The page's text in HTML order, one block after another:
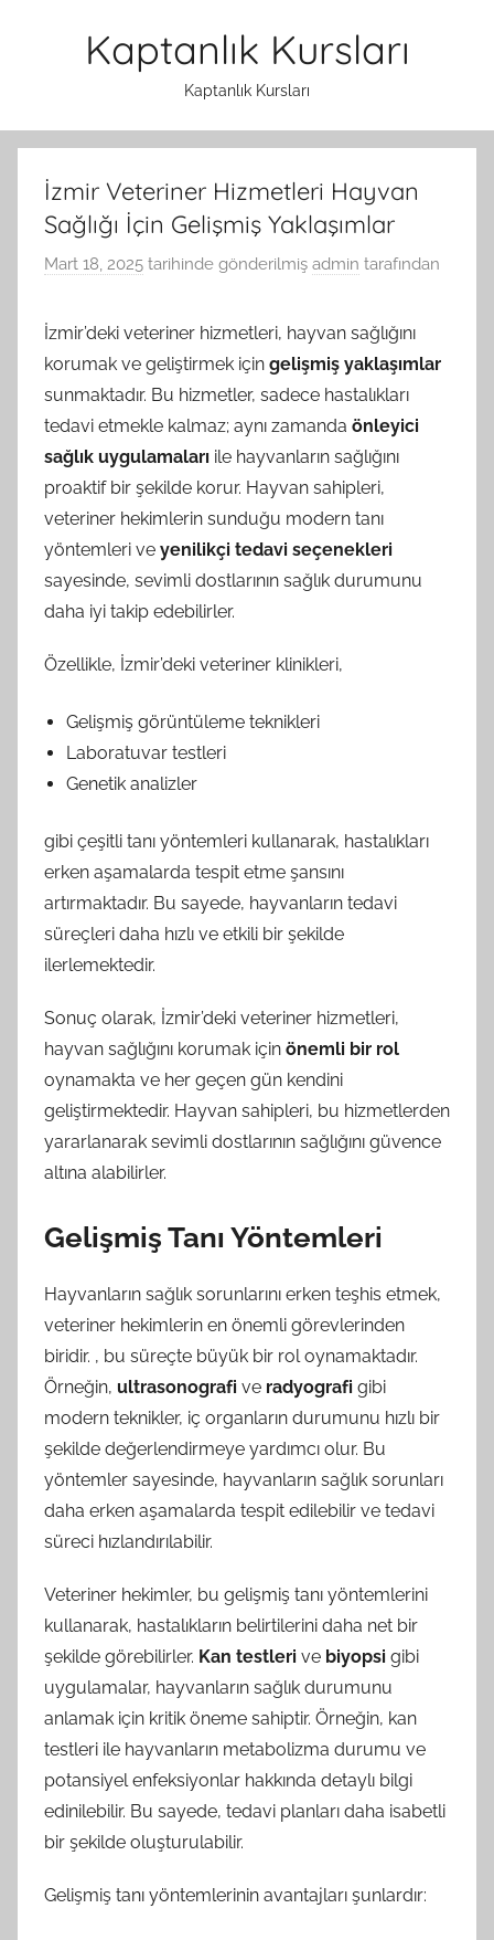
Kaptanlık Kursları
Kaptanlık Kursları
İzmir Veteriner Hizmetleri Hayvan
Sağlığı İçin Gelişmiş Yaklaşımlar
Mart 18, 2025 tarihinde gönderilmiş admin tarafından
İzmir’deki veteriner hizmetleri, hayvan sağlığını
korumak ve geliştirmek için gelişmiş yaklaşımlar
sunmaktadır. Bu hizmetler, sadece hastalıkları
tedavi etmekle kalmaz; aynı zamanda önleyici
sağlık uygulamaları ile hayvanların sağlığını
proaktif bir şekilde korur. Hayvan sahipleri,
veteriner hekimlerin sunduğu modern tanı
yöntemleri ve yenilikçi tedavi seçenekleri
sayesinde, sevimli dostlarının sağlık durumunu
daha iyi takip edebilirler.
Özellikle, İzmir’deki veteriner klinikleri,
Gelişmiş görüntüleme teknikleri
Laboratuvar testleri
Genetik analizler
gibi çeşitli tanı yöntemleri kullanarak, hastalıkları
erken aşamalarda tespit etme şansını
artırmaktadır. Bu sayede, hayvanların tedavi
süreçleri daha hızlı ve etkili bir şekilde
ilerlemektedir.
Sonuç olarak, İzmir’deki veteriner hizmetleri,
hayvan sağlığını korumak için önemli bir rol
oynamakta ve her geçen gün kendini
geliştirmektedir. Hayvan sahipleri, bu hizmetlerden
yararlanarak sevimli dostlarının sağlığını güvence
altına alabilirler.
Gelişmiş Tanı Yöntemleri
Hayvanların sağlık sorunlarını erken teşhis etmek,
veteriner hekimlerin en önemli görevlerinden
biridir. , bu süreçte büyük bir rol oynamaktadır.
Örneğin, ultrasonografi ve radyografi gibi
modern teknikler, iç organların durumunu hızlı bir
şekilde değerlendirmeye yardımcı olur. Bu
yöntemler sayesinde, hayvanların sağlık sorunları
daha erken aşamalarda tespit edilebilir ve tedavi
süreci hızlandırılabilir.
Veteriner hekimler, bu gelişmiş tanı yöntemlerini
kullanarak, hastalıkların belirtilerini daha net bir
şekilde görebilirler. Kan testleri ve biyopsi gibi
uygulamalar, hayvanların sağlık durumunu
anlamak için kritik öneme sahiptir. Örneğin, kan
testleri ile hayvanların metabolizma durumu ve
potansiyel enfeksiyonlar hakkında detaylı bilgi
edinilebilir. Bu sayede, tedavi planları daha isabetli
bir şekilde oluşturulabilir.
Gelişmiş tanı yöntemlerinin avantajları şunlardır: